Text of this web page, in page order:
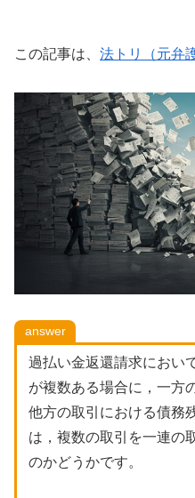
この記事は、 法トリ（元弁
answer
過払い金返還請求におい
が複数ある場合に，一方
他方の取引における債務
は，複数の取引を一連の
のかどうかです。